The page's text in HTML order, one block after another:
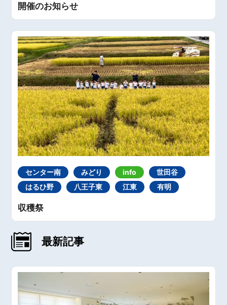
開催のお知らせ
センター南 みどり info
世田谷
はるひ野
八王子東 江東 有明
収穫祭
最新記事